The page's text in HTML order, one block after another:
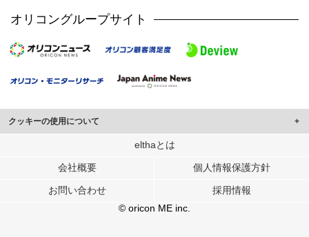
オリコングループサイト
クッキーの使用について
このサイトでは Cookie を使用して、ユーザーに合わせたコンテンツや広告の
行っています。
メディアや広告配信、データ解析の各パートナーに提供しています。
ユーザーが各パートナーのサービスを使用したときに収集した他の情報を組み
elthaとは
会社概要 個人情報保護方針
お問い合わせ
採用情報
© oricon ME inc.